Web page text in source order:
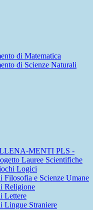
di Matematica
di Scienze Naturali
MENTI PLS -
Lauree Scientifiche
Logici
Filosofia e Scienze Umane
Religione
Lettere
Lingue Straniere